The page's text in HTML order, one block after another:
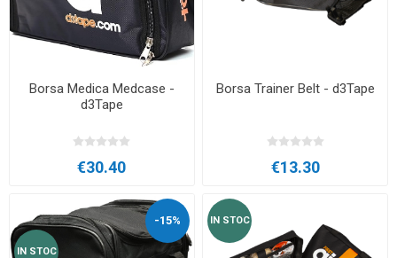
Borsa Medica Medcase -
d3Tape
€30.40
Borsa Trainer Belt - d3Tape
€13.30
-15%
IN STOC
IN STOC